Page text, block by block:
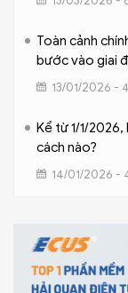
Toàn cảnh
bước vào giai
13/01/2026 -
Kể từ 1/1/
cách nào?
14/01/2026 -